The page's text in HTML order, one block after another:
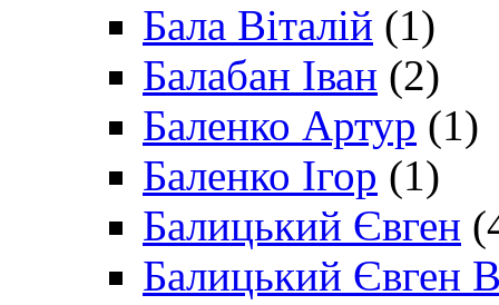
Бала Віталій (1)
Балабан Іван (2)
Баленко Артур (1)
Баленко Ігор (1)
Балицький Євген
Балицький Євген